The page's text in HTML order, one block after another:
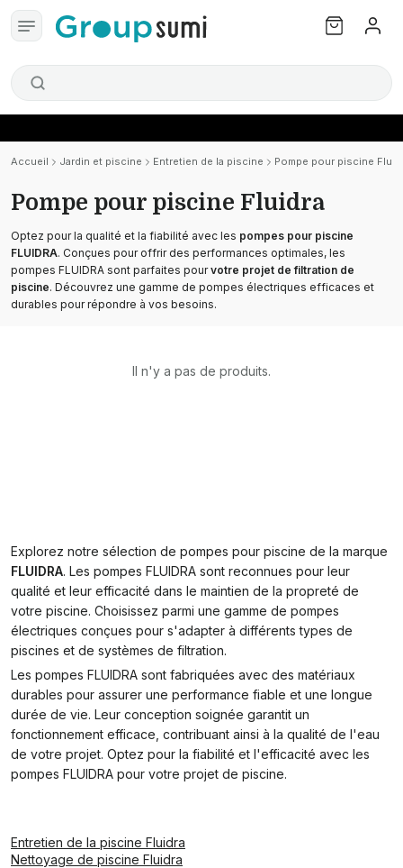
Accueil Jardin et piscine Entretien de la piscine Pompe pour piscine
Pompe pour piscine Fluidra
Optez pour la qualité et la fiabilité avec les pompes pour piscine
FLUIDRA. Conçues pour offrir des performances optimales, les
pompes FLUIDRA sont parfaites pourvotre projet de filtration de
piscine. Découvrez une gamme de pompes électriques efficaces et
durables pour répondre à vos besoins.
Il n'y a pas de produits.
Explorez notre sélection de pompes pour piscine de la marque
FLUIDRA. Les pompes FLUIDRA sont reconnues pour leur
qualité et leur efficacité dans le maintien de la propreté de
votre piscine. Choisissez parmi une gamme de pompes
électriques conçues pour s'adapter à différents types de
piscines et de systèmes de filtration.
Les pompes FLUIDRA sont fabriquées avec des matériaux
durables pour assurer une performance fiable et une longue
durée de vie. Leur conception soignée garantit un
fonctionnement efficace, contribuant ainsi à la qualité de l'eau
de votre projet. Optez pour la fiabilité et l'efficacité avec les
pompes FLUIDRA pour votre projet de piscine.
Entretien de la piscine Fluidra
Nettoyage de piscine Fluidra